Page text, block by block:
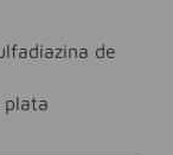
de
plata